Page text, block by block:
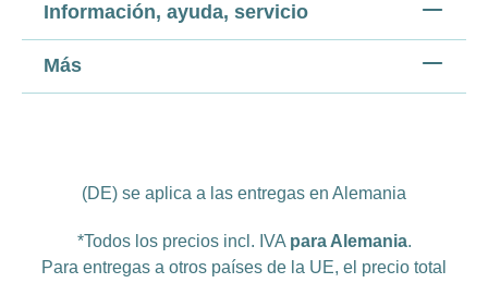
Información, ayuda, servicio
Más
(DE) se aplica a las entregas en Alemania
*Todos los precios incl. IVA para Alemania.
Para entregas a otros países de la UE, el precio total